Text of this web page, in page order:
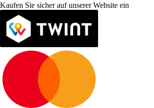
Kaufen Sie sicher auf unserer Website ein